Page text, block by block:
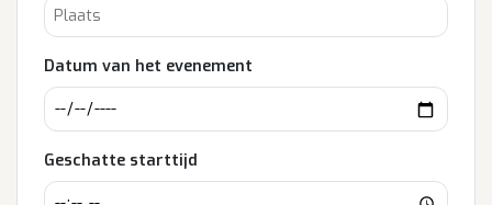
Datum van het evenement
Geschatte starttijd